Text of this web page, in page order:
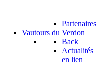
Partenaires
Vautours du Verdon
Back
Actualités
en lien